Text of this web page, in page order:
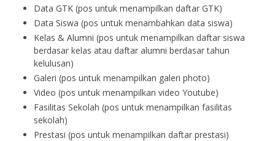
Data GTK (pos untuk menampilkan daftar GTK)
Data Siswa (pos untuk menambahkan data siswa)
Kelas & Alumni (pos untuk menampilkan daftar siswa
berdasar kelas atau daftar alumni berdasar tahun
kelulusan)
Galeri (pos untuk menampilkan galeri photo)
Video (pos untuk menampilkan video Youtube)
Fasilitas Sekolah (pos untuk menampilkan fasilitas
sekolah)
Prestasi (pos untuk menampilkan daftar prestasi)